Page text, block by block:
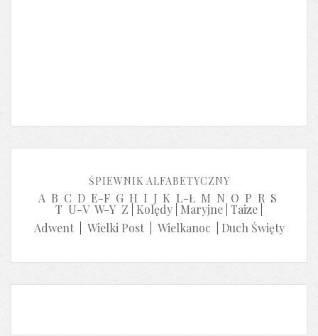
ŚPIEWNIK ALFABETYCZNY
A B C D E-F G H I J K L-Ł M N O P R S
T U-V W-Y Z Kolędy Maryjne Taize
Adwent| Wielki Post| Wielkanoc Duch Święty